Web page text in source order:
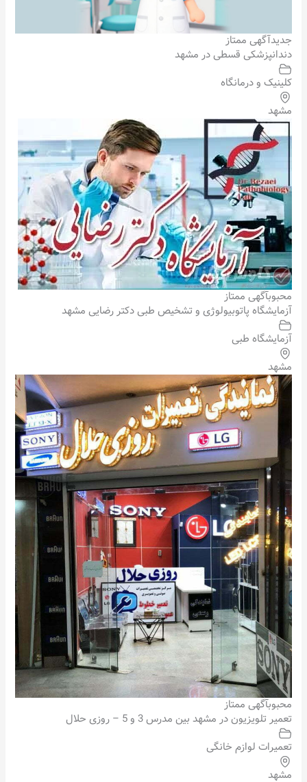
جدیدآگهی ممتاز
دندانپزشکی قسطی در مشهد
کلینیک و درمانگاه
مشهد
محبوبآگهی ممتاز
آزمایشگاه پاتوبیولوژی و تشخیص طبی دکتر رضایی مشهد
آزمایشگاه طبی
مشهد
محبوبآگهی ممتاز
تعمیر تلویزیون در مشهد بین مدرس 3 و 5 – روزی حلال
تعمیرات لوازم خانگی
مشهد